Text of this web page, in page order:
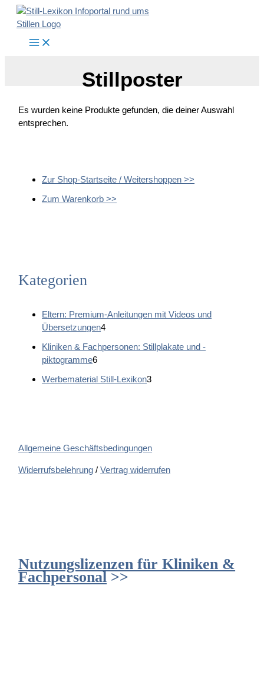
Zum
Inhalt
Stillposter
Es wurden keine Produkte gefunden, die deiner Auswahl
entsprechen.
Zur Shop-Startseite / Weitershoppen >>
Zum Warenkorb >>
Kategorien
Eltern: Premium-Anleitungen mit Videos und
Übersetzungen44
r
d
Kliniken & Fachpersonen: Stillplakate und -
piktogramme66
r
t
Werbematerial Still-Lexikon33
t
Allgemeine Geschäftsbedingungen
Widerrufsbelehrung /Vertrag widerrufen
Nutzungslizenzen für Kliniken &
Fachpersonal>>